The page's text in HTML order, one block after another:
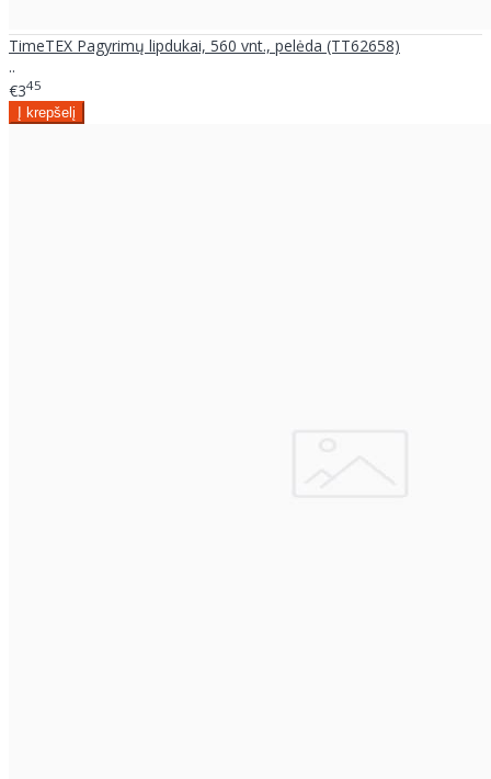
TimeTEX Pagyrimų lipdukai, 560 vnt., pelėda (TT62658)
..
€345